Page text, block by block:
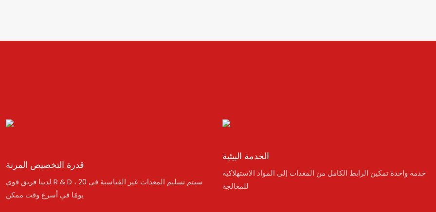
قدرة التخصيص المرنة
لدينا فريق قوي R & D ، سيتم تسليم المعدات غير القياسية في 20
يومًا في أسرع وقت ممكن
الخدمة البيئية
خدمة واحدة تمكين الرابط الكامل من المعدات إلى المواد الاستهلاكية
للمعالجة